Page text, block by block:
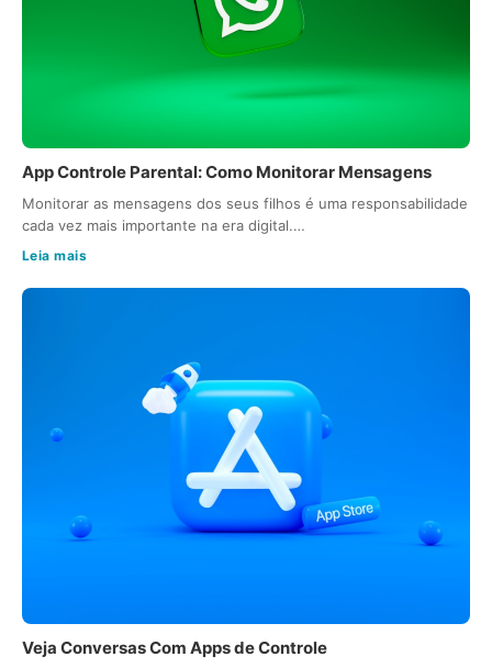
App Controle Parental: Como Monitorar Mensagens
Monitorar as mensagens dos seus filhos é uma responsabilidade
cada vez mais importante na era digital.…
Leia mais
Veja Conversas Com Apps de Controle